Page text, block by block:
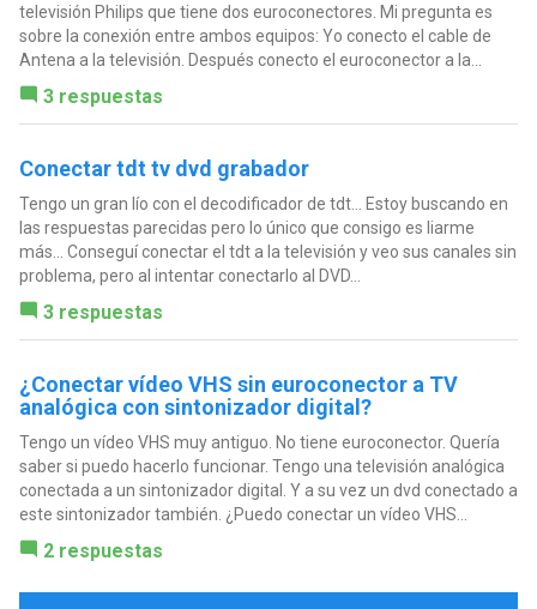
televisión Philips que tiene dos euroconectores. Mi pregunta es
sobre la conexión entre ambos equipos: Yo conecto el cable de
Antena a la televisión. Después conecto el euroconector a la...
3 respuestas
Conectar tdt tv dvd grabador
Tengo un gran lío con el decodificador de tdt... Estoy buscando en
las respuestas parecidas pero lo único que consigo es liarme
más... Conseguí conectar el tdt a la televisión y veo sus canales sin
problema, pero al intentar conectarlo al DVD...
3 respuestas
¿Conectar vídeo VHS sin euroconector a TV
analógica con sintonizador digital?
Tengo un vídeo VHS muy antiguo. No tiene euroconector. Quería
saber si puedo hacerlo funcionar. Tengo una televisión analógica
conectada a un sintonizador digital. Y a su vez un dvd conectado a
este sintonizador también. ¿Puedo conectar un vídeo VHS...
2 respuestas